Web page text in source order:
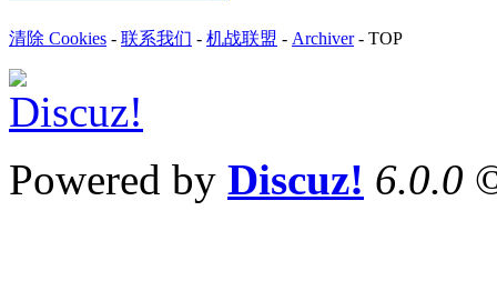
清除 Cookies - 联系我们 - 机战联盟 - Archiver- TOP
Powered by Discuz! 6.0.0